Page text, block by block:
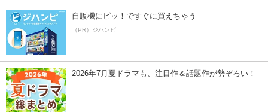
自販機にピッ！ですぐに買えちゃう
（PR）ジハンピ
2026年7月夏ドラマも、注目作＆話題作が勢ぞろい！